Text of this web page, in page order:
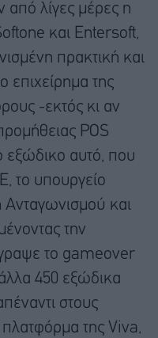
από λίγες μέρες η
και Entersoft,
πρακτική και
επιχείρημα της
-εκτός κι αν
POS
εξώδικο αυτό, που
το υπουργείο
Ανταγωνισμού και
την
το gameover
450 εξώδικα
στους
της Viva,